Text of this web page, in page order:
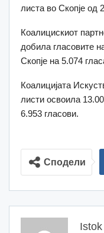
листа во Скопје од
Коалицискиот
добила гласовите
Скопје на 5.074
Коалицијата
листи освоила
6.953 гласови.
Сподели